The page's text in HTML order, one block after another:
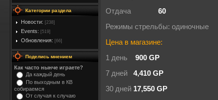
Категории раздела
Новости: [238]
Events: [519]
Обновления: [66]
Поделись мнением
Как часто нынче играете?
Да каждый день
По выходным в КВ
собираемся
От случая к случаю
Отдача 60
Режимы стрельбы: одиночные
Цена в магазине:
1 день
900 GP
7 дней 4,410 GP
30 дней 17,550 GP